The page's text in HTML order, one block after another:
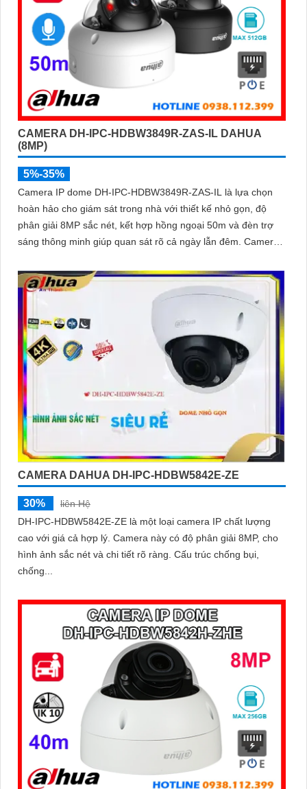
CAMERA DH-IPC-HDBW3849R-ZAS-IL DAHUA
(8MP)
5%-35%
Camera IP dome DH-IPC-HDBW3849R-ZAS-IL là lựa chọn
hoàn hảo cho giám sát trong nhà với thiết kế nhỏ gọn, độ
phân giải 8MP sắc nét, kết hợp hồng ngoại 50m và đèn trợ
sáng thông minh giúp quan sát rõ cả ngày lẫn đêm. Camera
công nghệ phân biệt người và phương tiện, nâng cao độ
chính xác trong cảnh báo, hỗ trợ POE tiện lợi
CAMERA DAHUA DH-IPC-HDBW5842E-ZE
30%
liên Hệ
DH-IPC-HDBW5842E-ZE là một loại camera IP chất lượng
cao với giá cả hợp lý. Camera này có độ phân giải 8MP, cho
hình ảnh sắc nét và chi tiết rõ ràng. Cấu trúc chống bụi,
chống...